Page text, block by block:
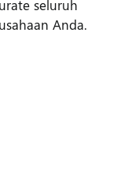
seluruh
Anda.